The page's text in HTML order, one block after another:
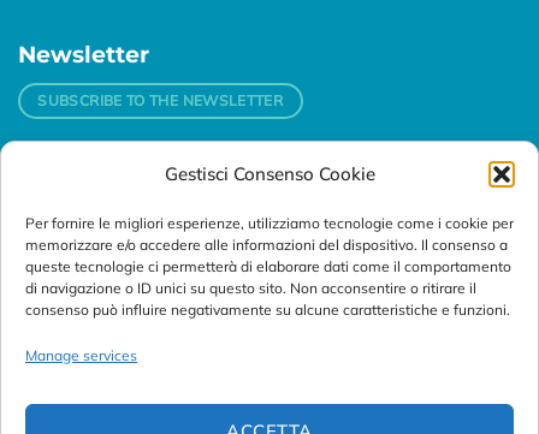
Gestisci Consenso Cookie
Per fornire le migliori esperienze, utilizziamo tecnologie come i cookie per
memorizzare e/o accedere alle informazioni del dispositivo. Il consenso a
queste tecnologie ci permetterà di elaborare dati come il comportamento
di navigazione o ID unici su questo sito. Non acconsentire o ritirare il
consenso può influire negativamente su alcune caratteristiche e funzioni.
Manage services
Newsletter
SUBSCRIBE TO THE NEWSLETTER
Padova
Via Svizzera, 16 - 35127 Padova (Italy)
Tel:
+39 049 76 16 98
Telefax: +39 049 870 95 10
Email: customersupport@abanalitica.it